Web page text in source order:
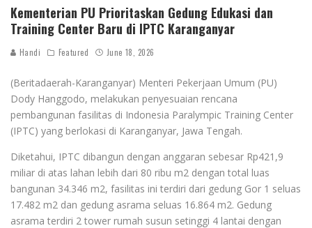
Kementerian PU Prioritaskan Gedung Edukasi dan
Training Center Baru di IPTC Karanganyar
Handi Featured June 18, 2026
(Beritadaerah-Karanganyar) Menteri Pekerjaan Umum (PU)
Dody Hanggodo, melakukan penyesuaian rencana
pembangunan fasilitas di Indonesia Paralympic Training Center
(IPTC) yang berlokasi di Karanganyar, Jawa Tengah.
Diketahui, IPTC dibangun dengan anggaran sebesar Rp421,9
miliar di atas lahan lebih dari 80 ribu m2 dengan total luas
bangunan 34.346 m2, fasilitas ini terdiri dari gedung Gor 1 seluas
17.482 m2 dan gedung asrama seluas 16.864 m2. Gedung
asrama terdiri 2 tower rumah susun setinggi 4 lantai dengan